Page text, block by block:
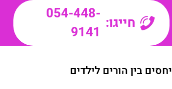
חייגו: 054-448-
9141
יחסים בין הורים לילדים